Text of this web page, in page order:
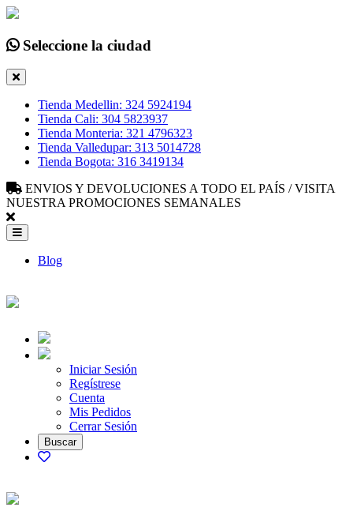
Seleccione la ciudad
Tienda Medellin: 324 5924194
Tienda Cali: 304 5823937
Tienda Monteria: 321 4796323
Tienda Valledupar: 313 5014728
Tienda Bogota: 316 3419134
ENVIOS Y DEVOLUCIONES A TODO EL PAÍS / VISITA
NUESTRA PROMOCIONES SEMANALES
Blog
Iniciar Sesión
Regístrese
Cuenta
Mis Pedidos
Cerrar Sesión